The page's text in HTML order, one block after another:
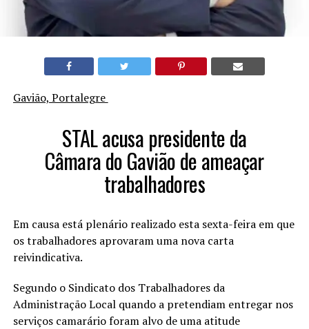
Gavião, Portalegre
STAL acusa presidente da
Câmara do Gavião de ameaçar
trabalhadores
Em causa está plenário realizado esta sexta-feira em que
os trabalhadores aprovaram uma nova carta
reivindicativa.
Segundo o Sindicato dos Trabalhadores da
Administração Local quando a pretendiam entregar nos
serviços camarário foram alvo de uma atitude